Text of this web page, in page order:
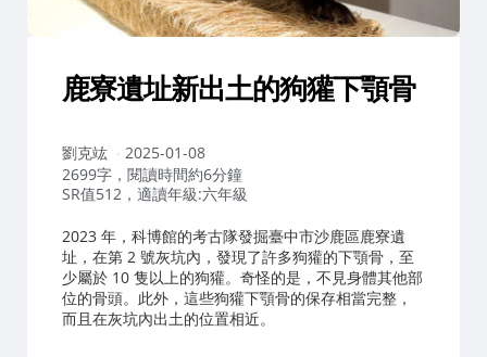
鹿寮遺址新出土的狗獾下顎骨
作
者：
劉克竑
2025-01-08
2699字，閱讀時間約6分鐘
SR值512，適讀年級:六年級
2023 年，科博館的考古隊發掘臺中市沙鹿區鹿寮遺
址，在第 2 號灰坑內，發現了許多狗獾的下顎骨，至
少屬於 10 隻以上的狗獾。奇怪的是，不見身體其他部
位的骨頭。此外，這些狗獾下顎骨的保存相當完整，
而且在灰坑內出土的位置相近。